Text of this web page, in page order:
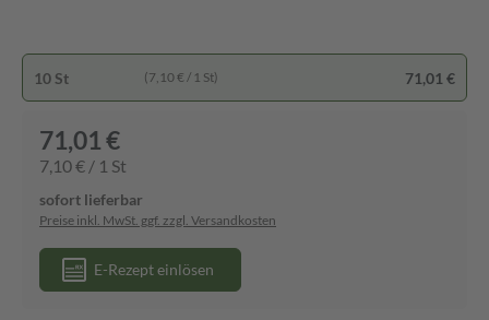
10 St (7,10 € / 1 St) 71,01 €
71,01 €
7,10 € / 1 St
sofort lieferbar
Preise inkl. MwSt. ggf. zzgl. Versandkosten
E-Rezept einlösen